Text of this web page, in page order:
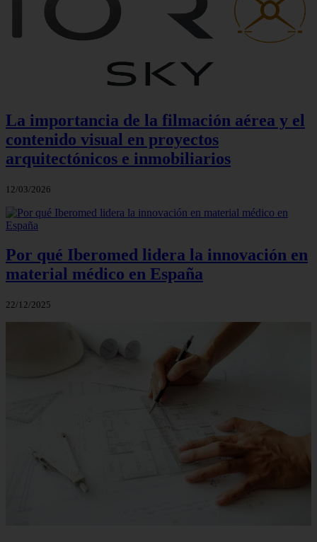
La importancia de la filmación aérea y el
contenido visual en proyectos
arquitectónicos e inmobiliarios
12/03/2026
Por qué Iberomed lidera la innovación en
material médico en España
22/12/2025